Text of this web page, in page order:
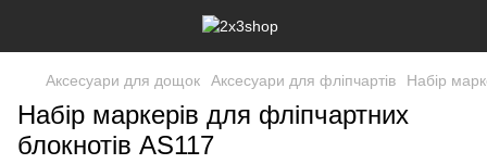
Аксесуари для дощок Аксесуари для фліпчартів Набір
Набір маркерів для фліпчартних
блокнотів AS117